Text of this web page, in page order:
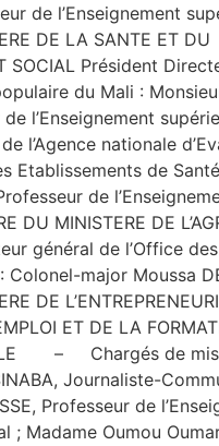
de l’Enseignement
DE LA SANTE ET DU
SOCIAL Président
du Mali :
l’Enseignement
l’Agence nationale
Etablissements de
de
DU MINISTERE DE
général de l’Office
Colonel-major Moussa
DE
ET DE LA
– Chargés de
Journaliste-
Professeur de
; Madame Oumou